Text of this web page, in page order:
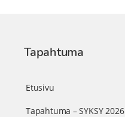
Tapahtuma
Etusivu
Tapahtuma – SYKSY 2026